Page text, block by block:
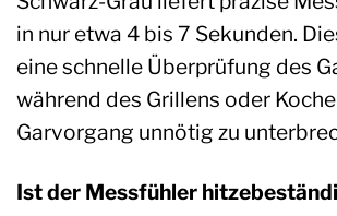
in nur etwa 4 bis 7 Sekunden.
eine schnelle Überprüfung des
während des Grillens oder
Garvorgang unnötig zu
Ist der Messfühler